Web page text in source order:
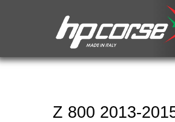
Z 800 2013-